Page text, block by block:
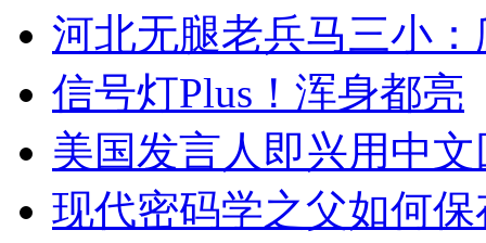
河北无腿老兵马三小
信号灯Plus！浑身都亮
美国发言人即兴用中
现代密码学之父如何